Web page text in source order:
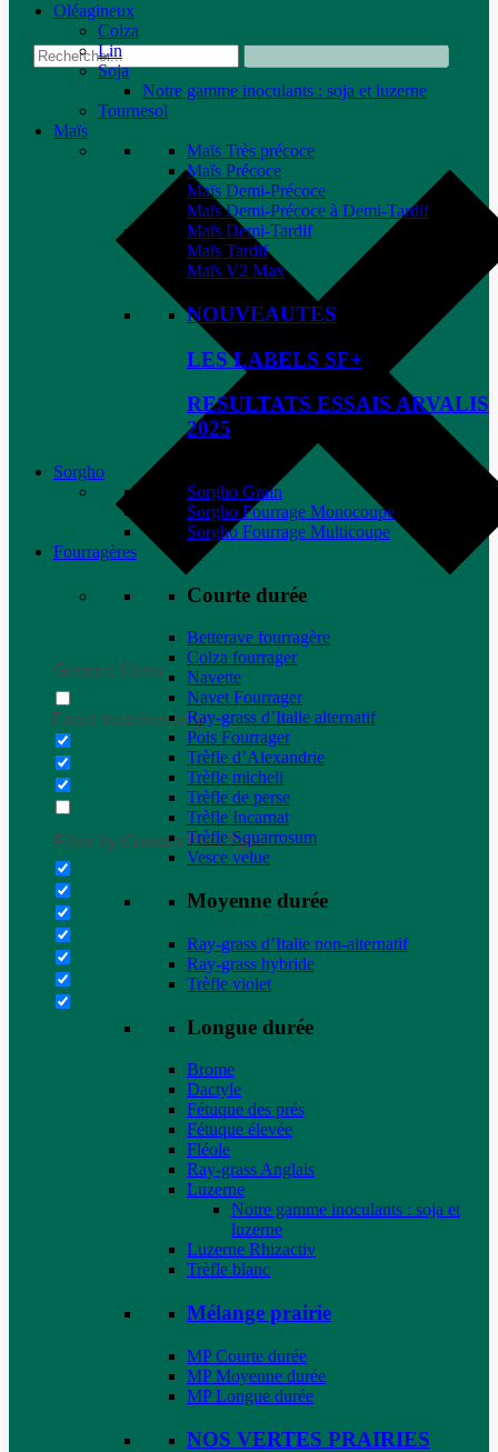
Generic filters
Exact matches only
Filter by Custom Post Type
Oléagineux
Colza
Lin
Soja
Notre gamme inoculants : soja et luzerne
Tournesol
Maïs
Maïs Très précoce
Maïs Précoce
Maïs Demi-Précoce
Maïs Demi-Précoce à Demi-Tardif
Maïs Demi-Tardif
Maïs Tardif
Maïs V2 Max
NOUVEAUTES
LES LABELS SF+
RESULTATS ESSAIS ARVALIS
2025
Sorgho
Sorgho Grain
Sorgho Fourrage Monocoupe
Sorgho Fourrage Multicoupe
Fourragères
Courte durée
Betterave fourragère
Colza fourrager
Navette
Navet Fourrager
Ray-grass d’Italie alternatif
Pois Fourrager
Trèfle d’Alexandrie
Trèfle micheli
Trèfle de perse
Trèfle Incarnat
Trèfle Squarrosum
Vesce velue
Moyenne durée
Ray-grass d’Italie non-alternatif
Ray-grass hybride
Trèfle violet
Longue durée
Brome
Dactyle
Fétuque des prés
Fétuque élevée
Fléole
Ray-grass Anglais
Luzerne
Notre gamme inoculants : soja et
luzerne
Luzerne Rhizactiv
Trèfle blanc
Mélange prairie
MP Courte durée
MP Moyenne durée
MP Longue durée
NOS VERTES PRAIRIES